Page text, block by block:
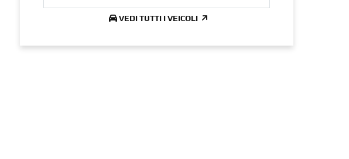
VEDI TUTTI I VEICOLI